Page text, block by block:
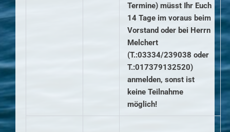
Termine) müsst Ihr Euch
14 Tage im voraus beim
Vorstand oder bei Herrn
Melchert
(T.:03334/239038 oder
T.:017379132520)
anmelden, sonst ist
keine Teilnahme
möglich!